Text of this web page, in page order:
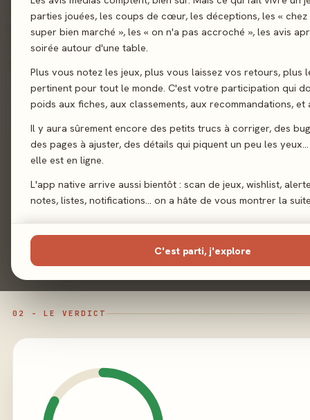
parties jouées, les coups de cœur, les déceptions, les « chez
super bien marché », les « on n'a pas accroché », les avis
soirée autour d'une table.
Plus vous notez les jeux, plus vous laissez vos retours, plus
pertinent pour tout le monde. C'est votre participation qui
poids aux fiches, aux classements, aux recommandations, et
Il y aura sûrement encore des petits trucs à corriger, des
des pages à ajuster, des détails qui piquent un peu les
elle est en ligne.
L'app native arrive aussi bientôt : scan de jeux, wishlist,
notes, listes, notifications… on a hâte de vous montrer la
C'est parti, j'explore
Saisissez les opportunités pour construire vos maisons sur
prestigieuses et marquer le plus de points, dans Sunrise
construction de territoire ! Les parties du jeu sont pleines de
Cartes Construction
Sortie
Auteur
02 - LE VERDICT